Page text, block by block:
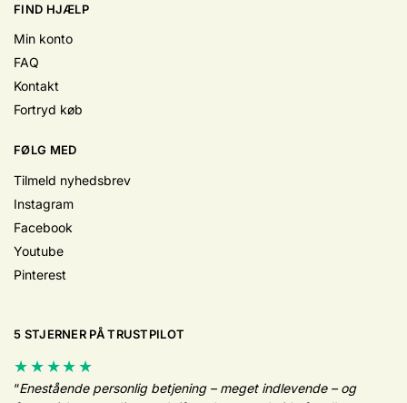
FIND HJÆLP
Min konto
FAQ
Kontakt
Fortryd køb
FØLG MED
Tilmeld nyhedsbrev
Instagram
Facebook
Youtube
Pinterest
5 STJERNER PÅ TRUSTPILOT
★★★★★
“Enestående personlig betjening – meget indlevende – og